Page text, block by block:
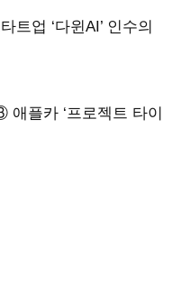
트업 ‘다윈AI’ 인수의
애플카 ‘프로젝트 타이